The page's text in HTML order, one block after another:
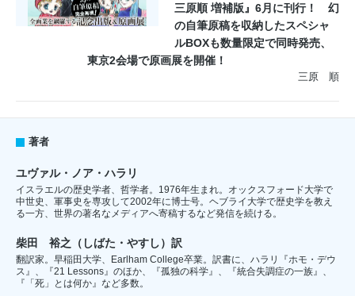
三原順 増補版』6⽉に刊⾏！ 幻
の⾃筆原稿を収納したスペシャ
ルBOXも数量限定で同時発売、
東京2会場で原画展を開催！
三原 順
著者
ユヴァル・ノア・ハラリ
イスラエルの歴史学者、哲学者。1976年生まれ。オックスフォード大学で
中世史、軍事史を専攻して2002年に博士号。ヘブライ大学で歴史学を教え
る一方、世界の著名なメディアへ寄稿するなど発信を続ける。
柴田 裕之（しばた・やすし）訳
翻訳家。早稲田大学、Earlham College卒業。訳書に、ハラリ『ホモ・デウ
ス』、『21 Lessons』のほか、『孤独の科学』、『統合失調症の一族』、
『「死」とは何か』など多数。